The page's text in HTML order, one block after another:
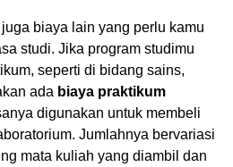
biaya lain yang perlu kamu
studi. Jika program studimu
seperti di bidang sains,
ada biaya praktikum
digunakan untuk membeli
Jumlahnya bervariasi
mata kuliah yang diambil dan